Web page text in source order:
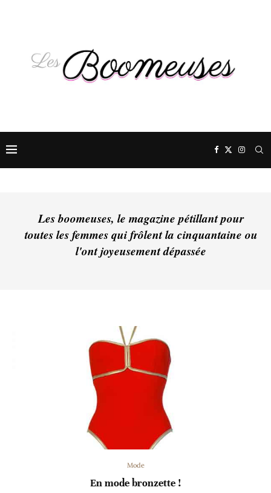
Les boomeuses, le magazine pétillant pour
toutes les femmes qui frôlent la cinquantaine ou
l'ont joyeusement dépassée
Mode
En mode bronzette !